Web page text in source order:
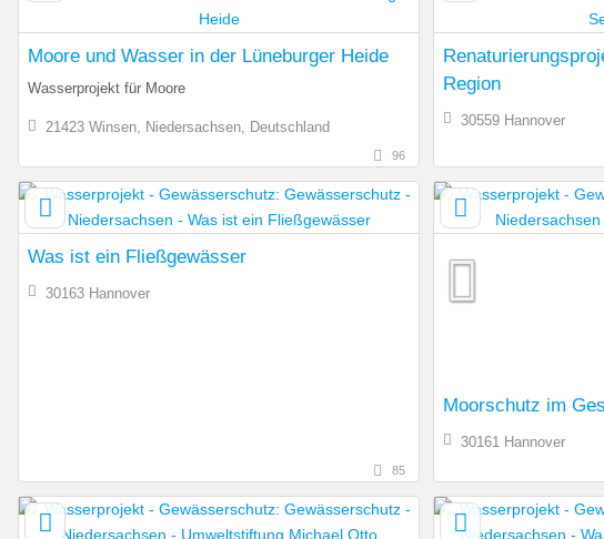
Moore und Wasser in der Lüneburger Heide
Wasserprojekt für Moore
21423 Winsen, Niedersachsen, Deutschland
96
Region
30559 Hannover
Was ist ein Fließgewässer
30163 Hannover
85
Moorschutz im
30161 Hannover